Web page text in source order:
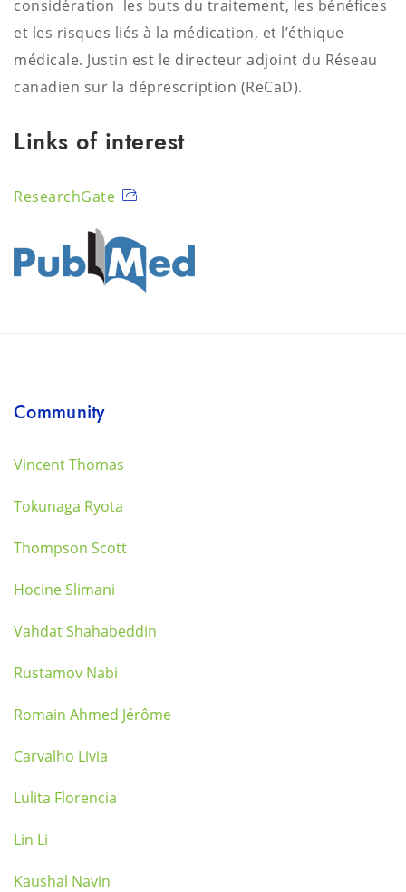
considération les buts du traitement, les bénéfices
et les risques liés à la médication, et l’éthique
médicale. Justin est le directeur adjoint du Réseau
canadien sur la déprescription (ReCaD).
Links of interest
ResearchGate
Community
Vincent Thomas
Tokunaga Ryota
Thompson Scott
Hocine Slimani
Vahdat Shahabeddin
Rustamov Nabi
Romain Ahmed Jérôme
Carvalho Livia
Lulita Florencia
Lin Li
Kaushal Navin